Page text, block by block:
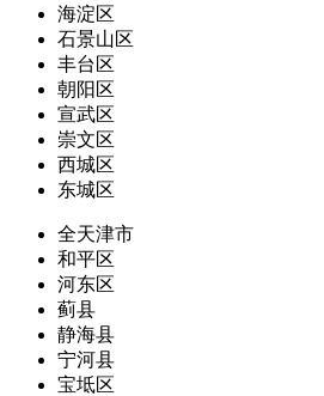
海淀区
石景山区
丰台区
朝阳区
宣武区
崇文区
西城区
东城区
全天津市
和平区
河东区
蓟县
静海县
宁河县
宝坻区